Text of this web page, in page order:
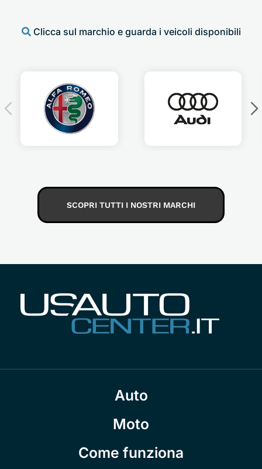
Clicca sul marchio e guarda i veicoli disponibili
SCOPRI TUTTI I NOSTRI MARCHI
Auto
Moto
Come funziona